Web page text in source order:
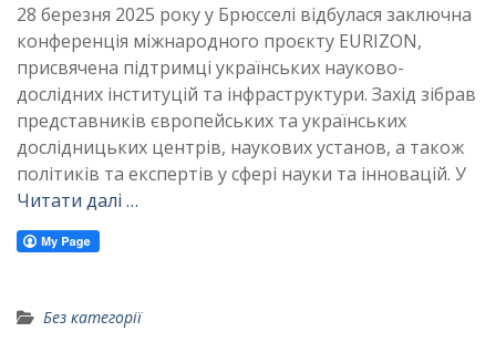
28 березня 2025 року у Брюсселі відбулася заключна
конференція міжнародного проєкту EURIZON,
присвячена підтримці українських науково-
дослідних інституцій та інфраструктури. Захід зібрав
представників європейських та українських
дослідницьких центрів, наукових установ, а також
політиків та експертів у сфері науки та інновацій. У
Читати далі …
Без категорії